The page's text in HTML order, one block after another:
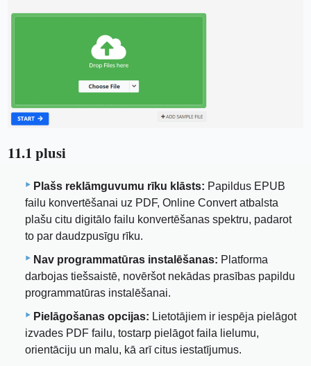
11.1 plusi
Plašs reklāmguvumu rīku klāsts: Papildus EPUB
failu konvertēšanai uz PDF, Online Convert atbalsta
plašu citu digitālo failu konvertēšanas spektru, padarot
to par daudzpusīgu rīku.
Nav programmatūras instalēšanas: Platforma
darbojas tiešsaistē, novēršot nekādas prasības papildu
programmatūras instalēšanai.
Pielāgošanas opcijas: Lietotājiem ir iespēja pielāgot
izvades PDF failu, tostarp pielāgot faila lielumu,
orientāciju un malu, kā arī citus iestatījumus.